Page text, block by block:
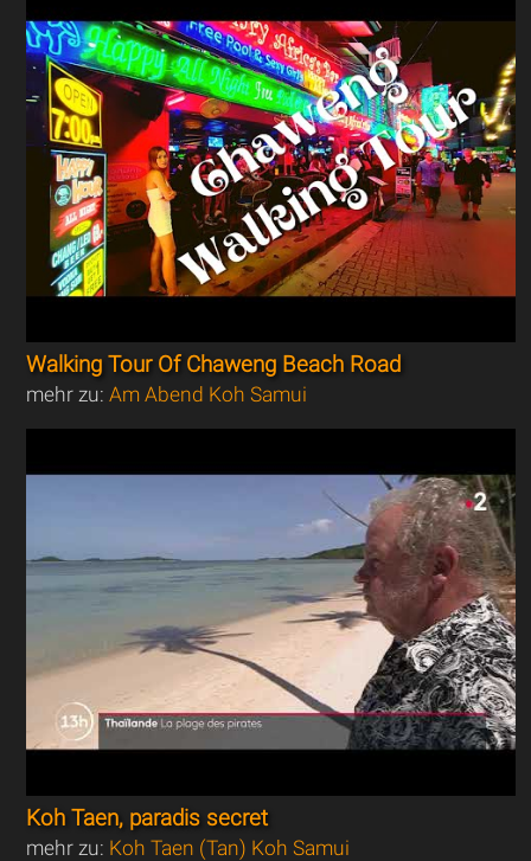
Walking Tour Of Chaweng Beach Road
mehr zu:Am Abend Koh Samui
Koh Taen, paradis secret
mehr zu: Koh Taen (Tan) Koh Samui